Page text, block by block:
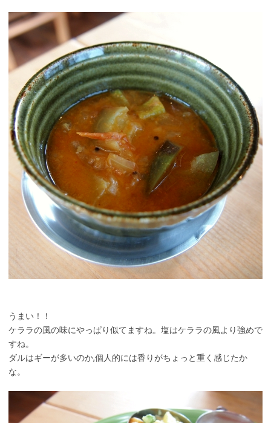
うまい！！
ケララの風の味にやっぱり似てますね。塩はケララの風より強めで
すね。
ダルはギーが多いのか,個人的には香りがちょっと重く感じたか
な。